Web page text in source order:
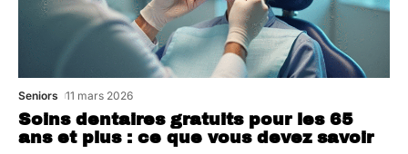
Soins dentaires gratuits pour les 65
ans et plus : ce que vous devez savoir
Seniors 11 mars 2026